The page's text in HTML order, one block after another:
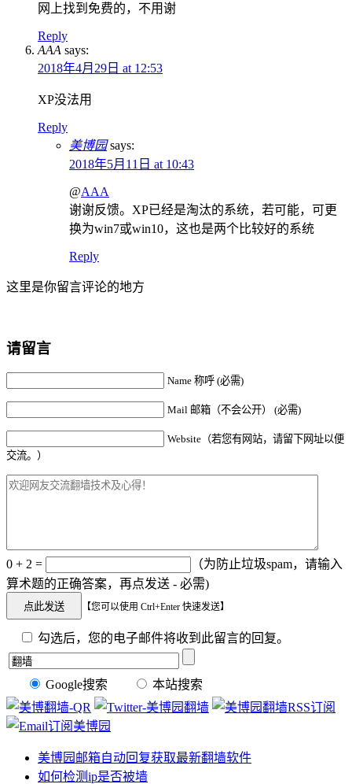
网上找到免费的，不用谢
Reply
AAA says:
2018年4月29日 at 12:53
XP没法用
Reply
美博园 says:
2018年5月11日 at 10:43
@AAA
谢谢反馈。XP已经是淘汰的系统，若可能，可更
换为win7或win10，这也是两个比较好的系统
Reply
这里是你留言评论的地方
请留言
Name 称呼 (必需)
Mail 邮箱（不会公开） (必需)
Website（若您有网站，请留下网址以便
交流。）
0 + 2 =
（为防止垃圾spam，请输入
算术题的正确答案，再点发送 - 必需)
【您可以使用 Ctrl+Enter 快速发送】
勾选后，您的电子邮件将收到此留言的回复。
Google搜索 本站搜索
美博园邮箱自动回复获取最新翻墙软件
如何检测ip是否被墙